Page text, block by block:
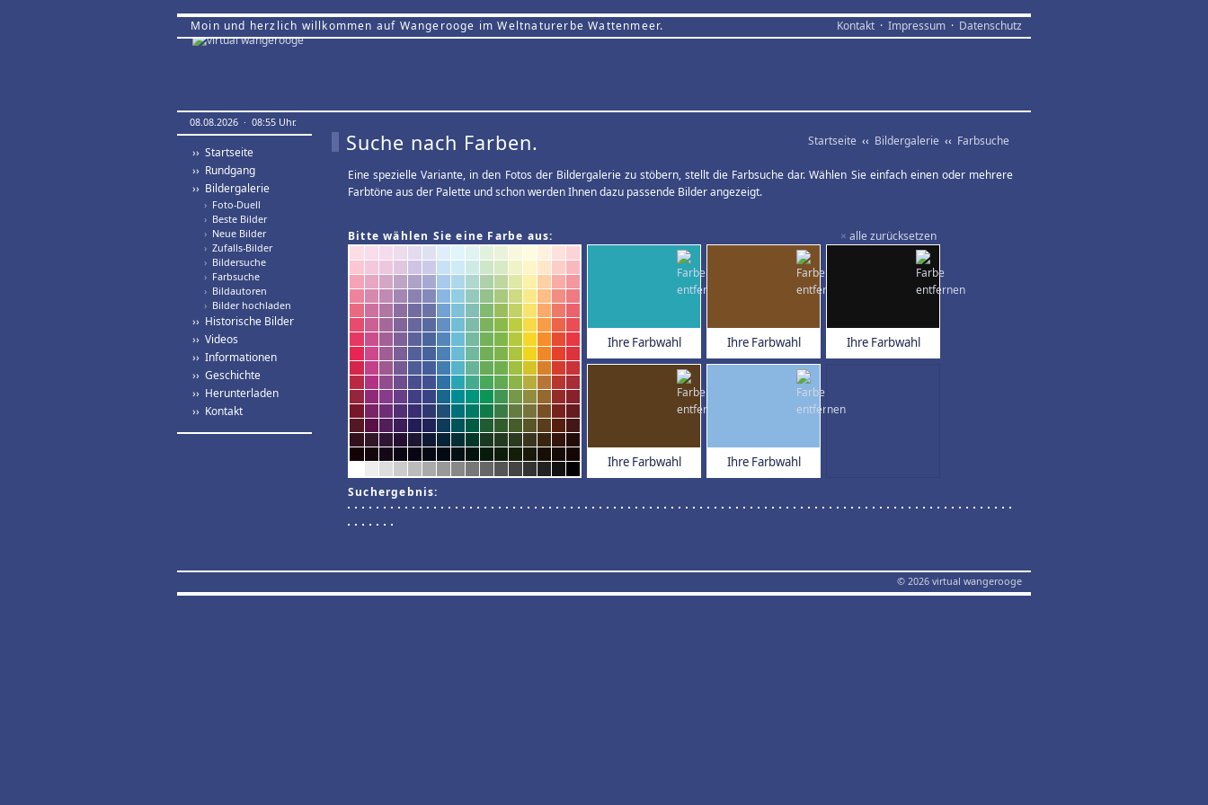
Moin und herzlich willkommen auf Wangerooge im Weltnaturerbe Wattenmeer. Kontakt · Impressum · Datenschutz
08.08.2026 · 08:55 Uhr.
›› Startseite
›› Rundgang
›› Bildergalerie
› Foto-Duell
› Beste Bilder
› Neue Bilder
› Zufalls-Bilder
› Bildersuche
› Farbsuche
› Bildautoren
› Bilder hochladen
›› Historische Bilder
›› Videos
›› Informationen
›› Geschichte
›› Herunterladen
›› Kontakt
Startseite ‹‹ Bildergalerie ‹‹ Farbsuche
Suche nach Farben.
Eine spezielle Variante, in den Fotos der Bildergalerie zu stöbern, stellt die Farbsuche dar. Wählen Sie einfach einen oder mehrere
Farbtöne aus der Palette und schon werden Ihnen dazu passende Bilder angezeigt.
× alle zurücksetzen
Bitte wählen Sie eine Farbe aus:
Ihre Farbwahl Ihre Farbwahl Ihre Farbwahl
Ihre Farbwahl Ihre Farbwahl
Suchergebnis:
© 2026 virtual wangerooge